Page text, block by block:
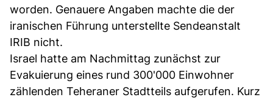
worden. Genauere Angaben machte die der
iranischen Führung unterstellte Sendeanstalt
IRIB nicht.
Israel hatte am Nachmittag zunächst zur
Evakuierung eines rund 300'000 Einwohner
zählenden Teheraner Stadtteils aufgerufen. Kurz